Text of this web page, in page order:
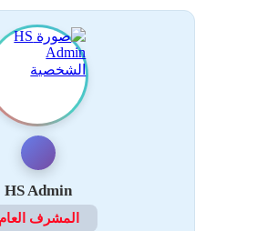
HS Admin
المشرف العام